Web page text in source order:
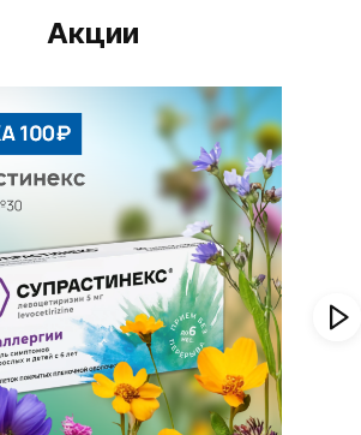
Акции